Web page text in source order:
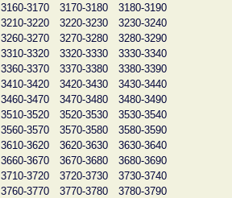
3160-3170 3170-3180
3180-3190
3210-3220 3220-3230
3230-3240
3260-3270 3270-3280
3280-3290
3310-3320 3320-3330
3330-3340
3360-3370 3370-3380
3380-3390
3410-3420 3420-3430
3430-3440
3460-3470 3470-3480
3480-3490
3510-3520 3520-3530
3530-3540
3560-3570 3570-3580
3580-3590
3610-3620 3620-3630
3630-3640
3660-3670 3670-3680
3680-3690
3710-3720 3720-3730
3730-3740
3760-3770 3770-3780
3780-3790